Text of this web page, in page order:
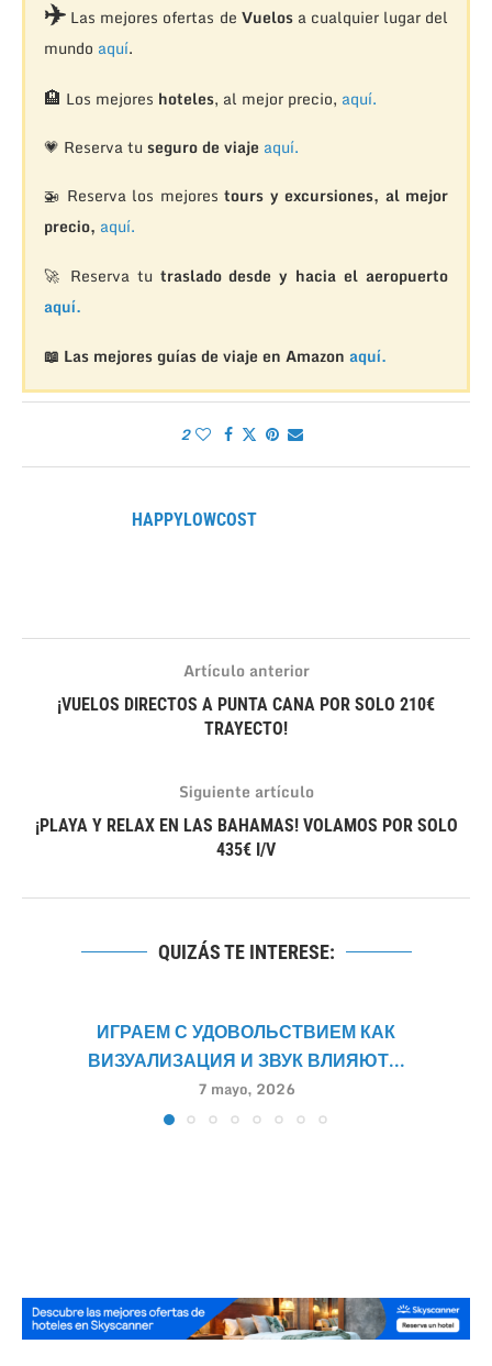
✈️Las mejores ofertas de Vuelosa cualquier lugar del
mundo aquí.
🏨 Los mejores hoteles, al mejor precio, aquí.
💗 Reserva tu seguro de viaje aquí.
🚁 Reserva los mejorestours y excursiones, al mejor
precio, aquí.
🚀 Reserva tu traslado desde y hacia el aeropuerto
aquí.
📖 Las mejores guías de viaje en Amazon aquí.
2
HAPPYLOWCOST
Artículo anterior
¡VUELOS DIRECTOS A PUNTA CANA POR SOLO 210€
TRAYECTO!
Siguiente artículo
¡PLAYA Y RELAX EN LAS BAHAMAS! VOLAMOS POR SOLO
435€ I/V
QUIZÁS TE INTERESE:
ИГРАЕМ С УДОВОЛЬСТВИЕМ КАК
ВИЗУАЛИЗАЦИЯ И ЗВУК ВЛИЯЮТ...
7 mayo, 2026